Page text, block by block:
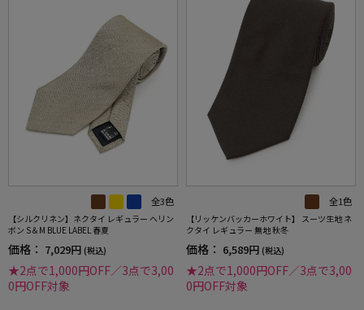
全3色
【シルクリネン】ネクタイ レギュラー ヘリン
ボン S＆M BLUE LABEL 春夏
価格： 7,029円 (税込)
★2点で1,000円OFF／3点で3,00
0円OFF対象
全1色
【リッケンバッカーホワイト】 スーツ生地 ネ
クタイ レギュラー 無地 秋冬
価格： 6,589円 (税込)
★2点で1,000円OFF／3点で3,00
0円OFF対象